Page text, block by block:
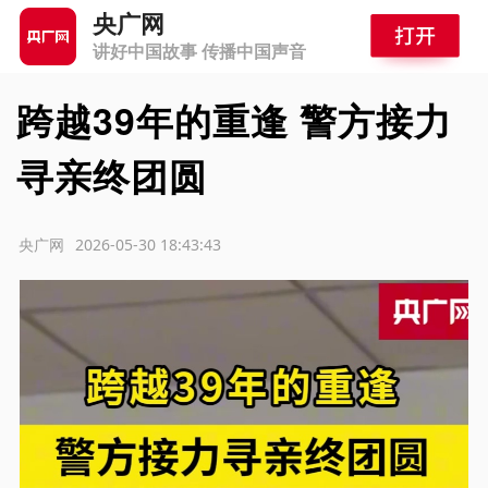
央广网
讲好中国故事 传播中国声音
跨越39年的重逢 警方接力
寻亲终团圆
2026-05-30 18:43:43
央广网